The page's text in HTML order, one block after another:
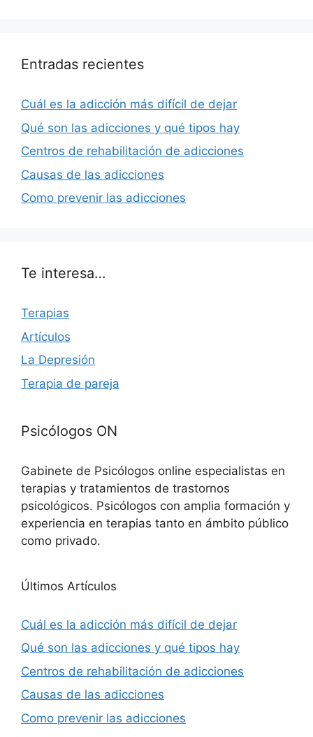
Entradas recientes
Cuál es la adicción más difícil de dejar
Qué son las adicciones y qué tipos hay
Centros de rehabilitación de adicciones
Causas de las adicciones
Como prevenir las adicciones
Te interesa…
Terapias
Artículos
La Depresión
Terapia de pareja
Psicólogos ON
Gabinete de Psicólogos online especialistas en
terapias y tratamientos de trastornos
psicológicos. Psicólogos con amplia formación y
experiencia en terapias tanto en ámbito público
como privado.
Últimos Artículos
Cuál es la adicción más difícil de dejar
Qué son las adicciones y qué tipos hay
Centros de rehabilitación de adicciones
Causas de las adicciones
Como prevenir las adicciones